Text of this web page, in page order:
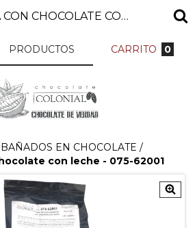
PASAS DE UVA CON CHOCOLATE CON LECHE - 075-62001
PRODUCTOS CARRITO 0
BAÑADOS EN CHOCOLATE /
con leche - 075-62001